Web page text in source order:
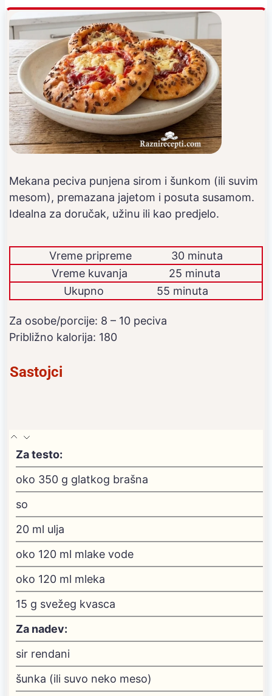
Mekana peciva punjena sirom i šunkom (ili suvim
mesom), premazana jajetom i posuta susamom.
Idealna za doručak, užinu ili kao predjelo.
Vreme pripreme
30 minuta
Vreme kuvanja
25 minuta
Ukupno
55 minuta
Za osobe/porcije: 8 – 10 peciva
Približno kalorija: 180
Sastojci
Za testo:
oko 350 g glatkog brašna
so
20 ml ulja
oko 120 ml mlake vode
oko 120 ml mleka
15 g svežeg kvasca
Za nadev:
sir rendani
šunka (ili suvo neko meso)